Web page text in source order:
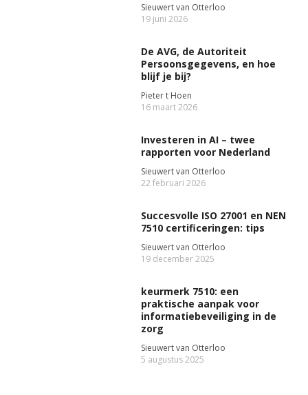
Sieuwert van Otterloo
19 juni 2026
De AVG, de Autoriteit
Persoonsgegevens, en hoe
blijf je bij?
Pieter t Hoen
16 maart 2026
Investeren in AI – twee
rapporten voor Nederland
Sieuwert van Otterloo
22 februari 2026
Succesvolle ISO 27001 en NEN
7510 certificeringen: tips
Sieuwert van Otterloo
19 december 2025
keurmerk 7510: een
praktische aanpak voor
informatiebeveiliging in de
zorg
Sieuwert van Otterloo
5 augustus 2025